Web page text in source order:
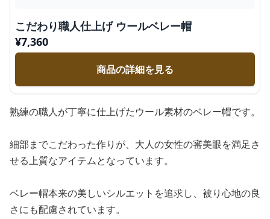
こだわり職人仕上げ ウールベレー帽
¥7,360
商品の詳細を見る
熟練の職人が丁寧に仕上げたウール素材のベレー帽です。
細部までこだわった作りが、大人の女性の審美眼を満足さ
せる上質なアイテムとなっています。
ベレー帽本来の美しいシルエットを追求し、被り心地の良
さにも配慮されています。